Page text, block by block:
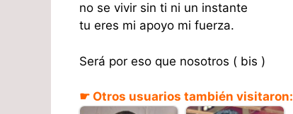
no se vivir sin ti ni un instante
tu eres mi apoyo mi fuerza.
Será por eso que nosotros ( bis )
☛ Otros usuarios también visitaron: